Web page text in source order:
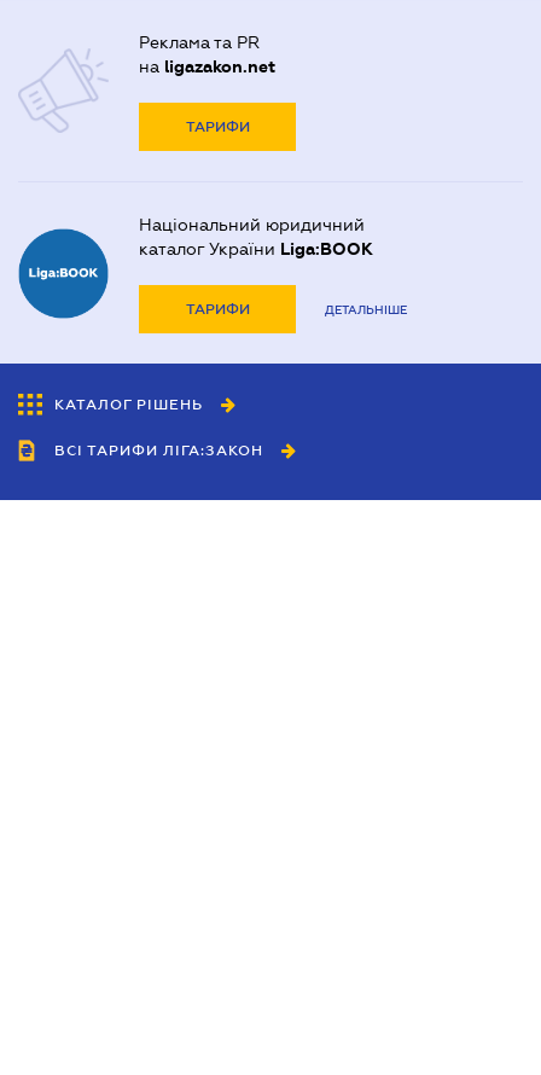
Реклама та PR
на ligazakon.net
ТАРИФИ
Національний юридичний
каталог України Liga:BOOK
ТАРИФИ ДЕТАЛЬНІШЕ
КАТАЛОГ РІШЕНЬ
ВСІ ТАРИФИ ЛІГА:ЗАКОН